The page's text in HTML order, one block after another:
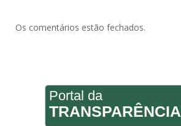
Os comentários estão fechados.
Portal da
TRANSPARÊNCIA